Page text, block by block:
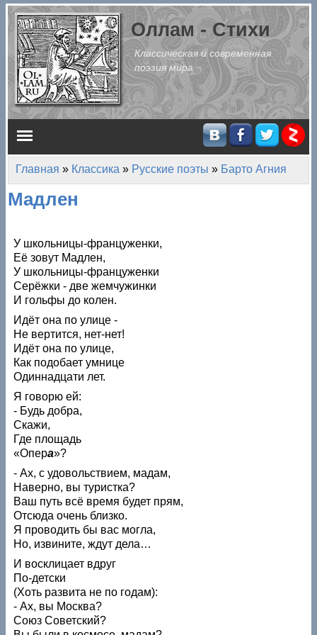
Перейти к основному содержанию
Оллам - Стихи
Классическая и современная
поэзия мира
Главное меню
Вы здесь
Главная » Классика » Русские поэты » Барто Агния
Мадлен
У школьницы-француженки,
Её зовут Мадлен,
У школьницы-француженки
Серёжки - две жемчужинки
И гольфы до колен.
Идёт она по улице -
Не вертится, нет-нет!
Идёт она по улице,
Как подобает умнице
Одиннадцати лет.
Я говорю ей:
- Будь добра,
Скажи,
Где площадь
«Опера»?
- Ах, с удовольствием, мадам,
Наверно, вы туристка?
Ваш путь всё время будет прям,
Отсюда очень близко.
Я проводить бы вас могла,
Но, извините, ждут дела…
И восклицает вдруг
По-детски
(Хоть развита не по годам):
- Ах, вы Москва?
Союз Советский?